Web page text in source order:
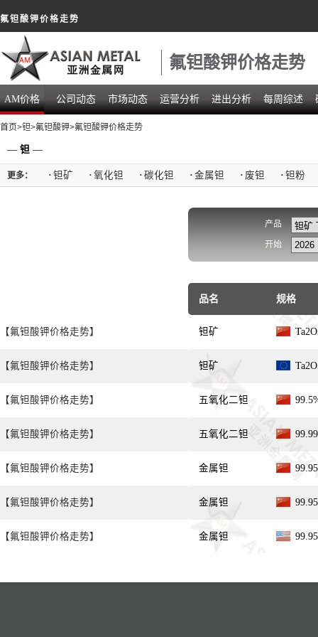
氟钽酸钾价格走势
氟钽酸钾价格走势
AM价格 公司动态 市场动态 运营分析 进出分析 每周综述
首页>钽>氟钽酸钾>氟钽酸钾价格走势
— 钽 —
更多： · 钽矿 · 氧化钽 · 碳化钽 · 金属钽 · 废钽 · 钽粉
【氟钽酸钾价格走势】
【氟钽酸钾价格走势】
【氟钽酸钾价格走势】
【氟钽酸钾价格走势】
【氟钽酸钾价格走势】
【氟钽酸钾价格走势】
【氟钽酸钾价格走势】
产品
开始
品名 规格
钽矿
钽矿
五氧化二钽
五氧化二钽
金属钽
金属钽
金属钽